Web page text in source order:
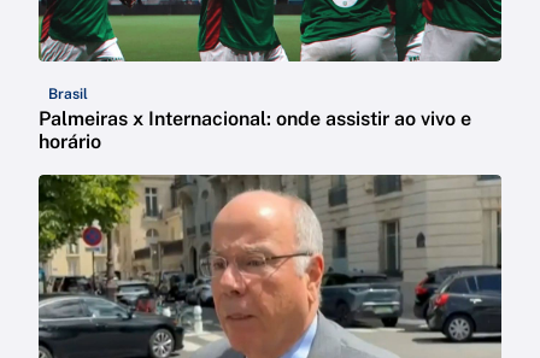
Brasil
Palmeiras x Internacional: onde assistir ao vivo e
horário